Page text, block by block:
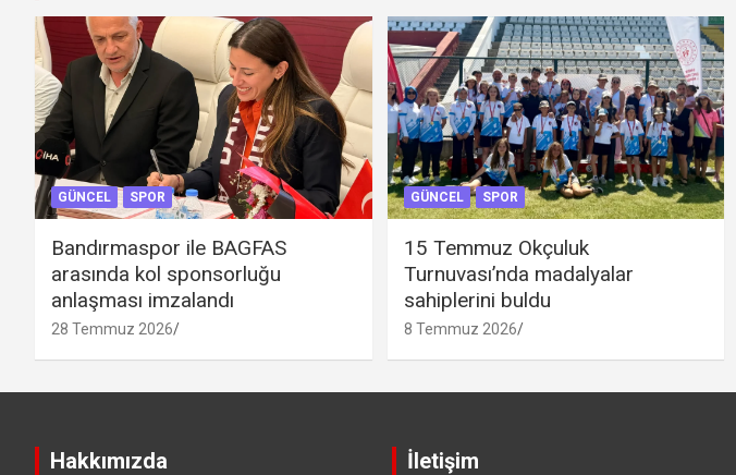
GÜNCEL SPOR
Bandırmaspor ile BAGFAS
arasında kol sponsorluğu
anlaşması imzalandı
28 Temmuz 2026
GÜNCEL SPOR
15 Temmuz Okçuluk
Turnuvası’nda madalyalar
sahiplerini buldu
8 Temmuz 2026
Hakkımızda İletişim